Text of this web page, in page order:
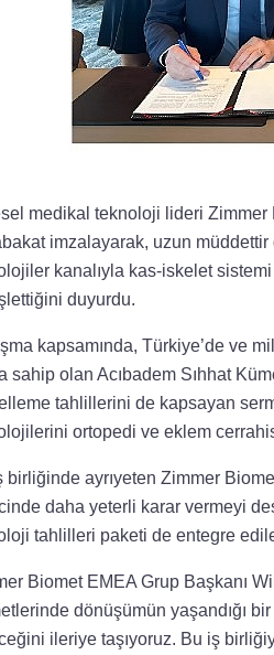
medikal teknoloji lideri Zimmer
imzalayarak, uzun
kanalıyla kas-iskelet sistemi
duyurdu.
kapsamında, Türkiye’de ve
sahip olan Acıbadem Sıhhat
tahlillerini de kapsayan
ortopedi ve eklem cerrahisi
birliğinde ayrıyeten Zimmer
daha yeterli karar vermeyi
tahlilleri paketi de entegre
Biomet EMEA Grup Başkanı
dönüşümün yaşandığı
ileriye taşıyoruz. Bu iş